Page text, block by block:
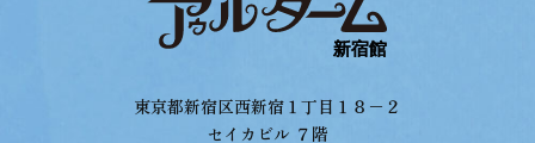
東京都新宿区西新宿１丁目１８−２
セイカビル ７階